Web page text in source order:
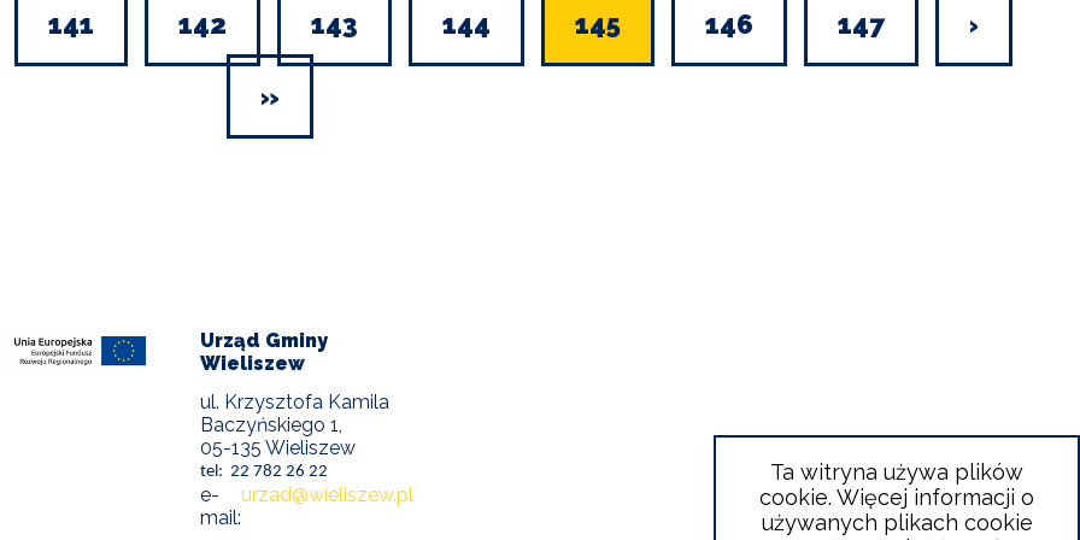
Ta witryna używa plików
cookie. Więcej informacji o
używanych plikach cookie
Page
141 Page
142 Page
143 Page
144
Bieżąca
strona
145 Page
146 Page
147
strona
›
Ostatnia
strona
»
Urząd Gminy
Wieliszew
ul. Krzysztofa Kamila
Baczyńskiego 1,
05-135 Wieliszew
tel: 22 782 26 22
e-
mail:
urzad@wieliszew.pl